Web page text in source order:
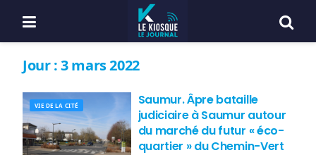
Jour :3 mars 2022
VIE DE LA CITÉ
Saumur. Âpre bataille
judiciaire à Saumur autour
du marché du futur « éco-
quartier » du Chemin-Vert